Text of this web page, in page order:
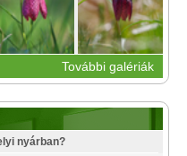
További galériák
nyárban?